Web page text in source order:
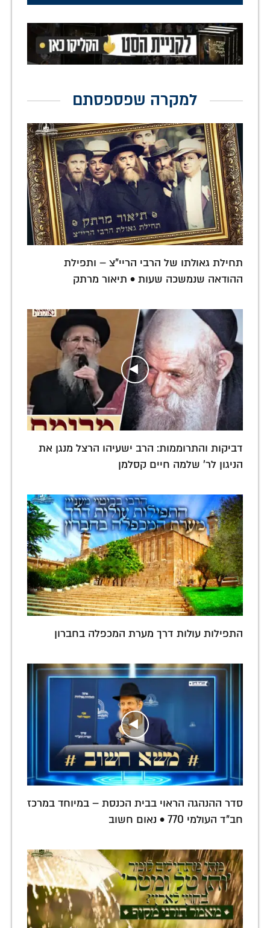
למקרה שפספסתם
תחילת גאולתו של הרבי הריי"צ – ותפילת
ההודאה שנמשכה שעות • תיאור מרתק
דביקות והתרוממות: הרב ישעיהו הרצל מנגן את
הניגון לר' שלמה חיים קסלמן
התפילות עולות דרך מערת המכפלה בחברון
סדר ההנהגה הראוי בבית הכנסת – במיוחד במרכז
חב"ד העולמי 770 • נאום חשוב